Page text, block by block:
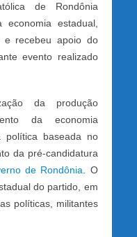
de Rondônia
economia estadual,
e recebeu apoio do
evento realizado
da produção
da economia
baseada no
da pré-candidatura
de Rondônia. O
do partido, em
políticas, militantes